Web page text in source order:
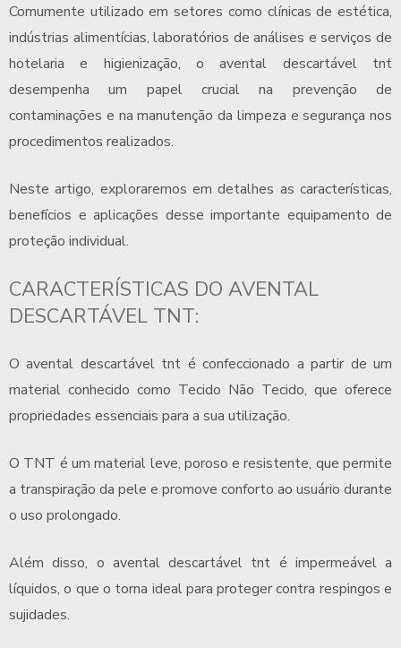
Comumente utilizado em setores como clínicas de estética,
indústrias alimentícias, laboratórios de análises e serviços de
hotelaria e higienização, oavental descartável tnt
desempenha um papel crucial na prevenção de
contaminações e na manutenção da limpeza e segurança nos
procedimentos realizados.
Neste artigo, exploraremos em detalhes as características,
benefícios e aplicações desse importante equipamento de
proteção individual.
CARACTERÍSTICAS DO AVENTAL
DESCARTÁVEL TNT:
Oavental descartável tnt é confeccionado a partir de um
material conhecido como Tecido Não Tecido, que oferece
propriedades essenciais para a sua utilização.
O TNT é um material leve, poroso e resistente, que permite
a transpiração da pele e promove conforto ao usuário durante
o uso prolongado.
Além disso, o avental descartável tnt é impermeável a
líquidos, o que o torna ideal para proteger contra respingos e
sujidades.